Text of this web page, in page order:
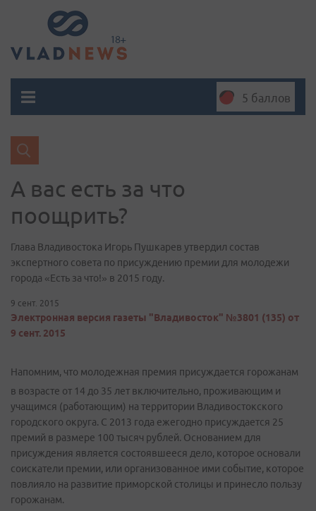
5 баллов
А вас есть за что
поощрить?
Глава Владивостока Игорь Пушкарев утвердил состав
экспертного совета по присуждению премии для молодежи
города «Есть за что!» в 2015 году.
9 сент. 2015
Электронная версия газеты "Владивосток" №3801 (135) от
9 сент. 2015
Напомним, что молодежная премия присуждается горожанам
в возрасте от 14 до 35 лет включительно, проживающим и
учащимся (работающим) на территории Владивостокского
городского округа. С 2013 года ежегодно присуждается 25
премий в размере 100 тысяч рублей. Основанием для
присуждения является состоявшееся дело, которое основали
соискатели премии, или организованное ими событие, которое
повлияло на развитие приморской столицы и принесло пользу
горожанам.